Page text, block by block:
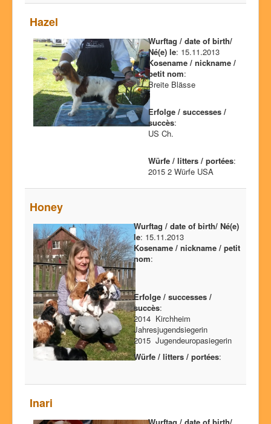
Hazel
Wurftag / date of birth/
Né(e) le: 15.11.2013
Kosename / nickname /
petit nom:
Breite Blässe
Erfolge / successes /
succès:
US Ch.
Würfe / litters / portées:
2015 2 Würfe USA
Honey
Wurftag / date of birth/ Né(e)
le: 15.11.2013
Kosename / nickname / petit
nom:
Erfolge / successes /
succès:
2014 Kirchheim
Jahresjugendsiegerin
2015 Jugendeuropasiegerin
Würfe / litters / portées:
Inari